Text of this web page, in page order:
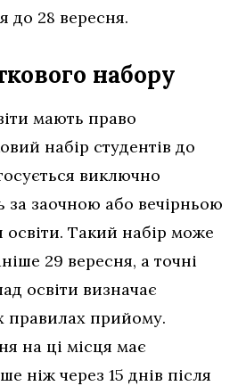
до 28 вересня.
набору
мають право
набір студентів до
виключно
за заочною або вечірньою
Такий набір може
29 вересня, а точні
освіти визначає
правилах прийому.
на ці місця має
ніж через 15 днів після